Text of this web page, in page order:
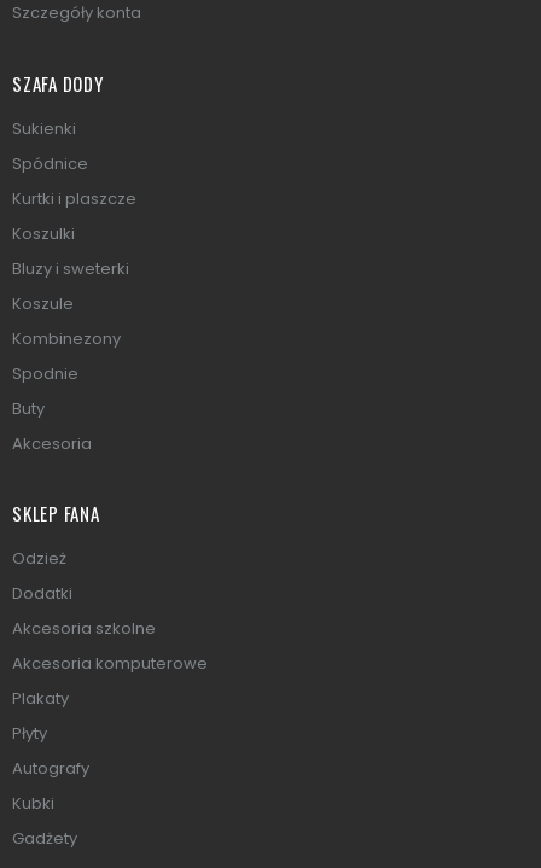
Szczegóły konta
SZAFA DODY
Sukienki
Spódnice
Kurtki i plaszcze
Koszulki
Bluzy i sweterki
Koszule
Kombinezony
Spodnie
Buty
Akcesoria
SKLEP FANA
Odzież
Dodatki
Akcesoria szkolne
Akcesoria komputerowe
Plakaty
Płyty
Autografy
Kubki
Gadżety